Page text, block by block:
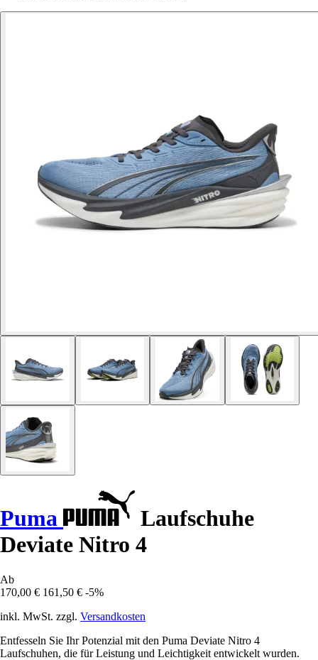
Puma
Laufschuhe
Deviate Nitro 4
Ab
170,00 € 161,50 € -5%
inkl. MwSt. zzgl. Versandkosten
Entfesseln Sie Ihr Potenzial mit den Puma Deviate Nitro 4
Laufschuhen, die für Leistung und Leichtigkeit entwickelt wurden.